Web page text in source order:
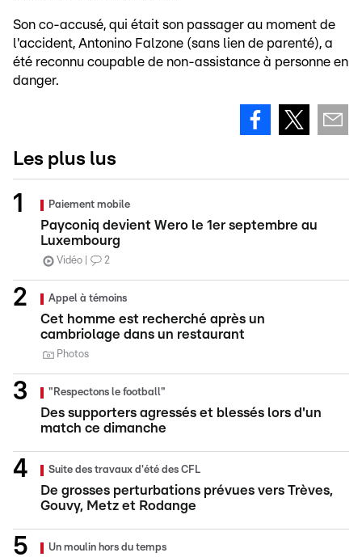
Son co-accusé, qui était son passager au moment de
l'accident, Antonino Falzone (sans lien de parenté), a
été reconnu coupable de non-assistance à personne en
danger.
Les plus lus
Paiement mobile
Payconiq devient Wero le 1er septembre au
Luxembourg
Vidéo 2
Appel à témoins
Cet homme est recherché après un
cambriolage dans un restaurant
Photos
"Respectons le football"
Des supporters agressés et blessés lors d'un
match ce dimanche
Suite des travaux d'été des CFL
De grosses perturbations prévues vers Trèves,
Gouvy, Metz et Rodange
Un moulin hors du temps